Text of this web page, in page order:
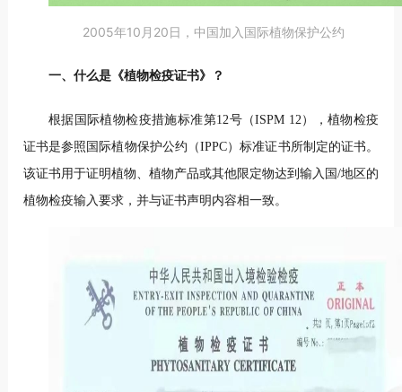
2005年10月20日，中国加入国际植物保护公约
一、什么是《植物检疫证书》？
根据国际植物检疫措施标准第12号（ISPM 12），植物检疫
证书是参照国际植物保护公约（IPPC）标准证书所制定的证书。
该证书用于证明植物、植物产品或其他限定物达到输入国/地区的
植物检疫输入要求，并与证书声明内容相一致。